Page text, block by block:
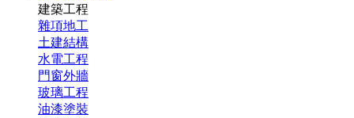
建築工程
雜項地工
土建結構
水電工程
門窗外牆
玻璃工程
油漆塗裝